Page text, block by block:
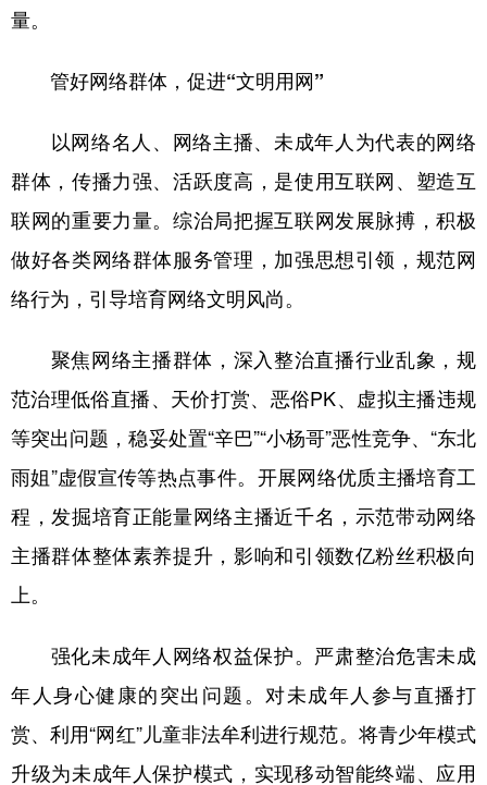
量。
管好网络群体，促进“文明用网”
以网络名人、网络主播、未成年人为代表的网络
群体，传播力强、活跃度高，是使用互联网、塑造互
联网的重要力量。综治局把握互联网发展脉搏，积极
做好各类网络群体服务管理，加强思想引领，规范网
络行为，引导培育网络文明风尚。
聚焦网络主播群体，深入整治直播行业乱象，规
范治理低俗直播、天价打赏、恶俗PK、虚拟主播违规
等突出问题，稳妥处置“辛巴”“小杨哥”恶性竞争、“东北
雨姐”虚假宣传等热点事件。开展网络优质主播培育工
程，发掘培育正能量网络主播近千名，示范带动网络
主播群体整体素养提升，影响和引领数亿粉丝积极向
上。
强化未成年人网络权益保护。严肃整治危害未成
年人身心健康的突出问题。对未成年人参与直播打
赏、利用“网红”儿童非法牟利进行规范。将青少年模式
升级为未成年人保护模式，实现移动智能终端、应用